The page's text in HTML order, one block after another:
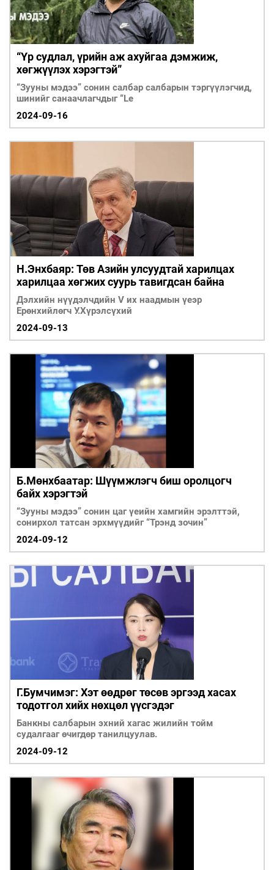
“Үр судлал, үрийн аж ахуйгаа дэмжиж,
хөгжүүлэх хэрэгтэй”
“Зууны мэдээ” сонин салбар салбарын тэргүүлэгчид,
шинийг санаачлагчдыг “Le
2024-09-16
Н.Энхбаяр: Төв Азийн улсуудтай харилцах
харилцаа хөгжих суурь тавигдсан байна
Дэлхийн нүүдэлчдийн V их наадмын үеэр
Ерөнхийлөгч У.Хүрэлсүхий
2024-09-13
Б.Мөнхбаатар: Шүүмжлэгч биш оролцогч
байх хэрэгтэй
“Зууны мэдээ” сонин цаг үеийн хамгийн эрэлттэй,
сонирхол татсан эрхмүүдийг “Трэнд зочин”
2024-09-12
Г.Бумчимэг: Хэт өөдрөг төсөв эргээд хасах
тодотгол хийх нөхцөл үүсгэдэг
Банкны салбарын эхний хагас жилийн тойм
судалгааг өчигдөр танилцуулав.
2024-09-12